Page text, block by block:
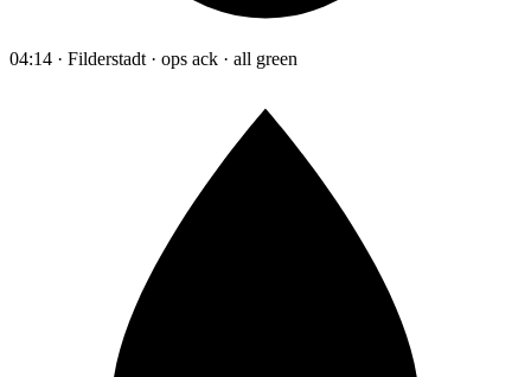
04:14 · Filderstadt · ops ack · all green